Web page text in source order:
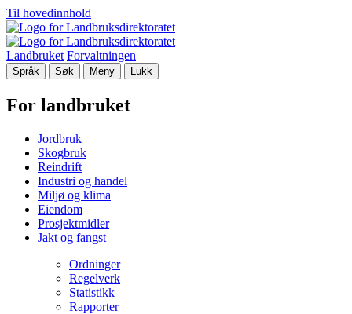
Til hovedinnhold
Landbruket Forvaltningen
Språk Søk Meny Lukk
For landbruket
Jordbruk
Skogbruk
Reindrift
Industri og handel
Miljø og klima
Eiendom
Prosjektmidler
Jakt og fangst
Ordninger
Regelverk
Statistikk
Rapporter